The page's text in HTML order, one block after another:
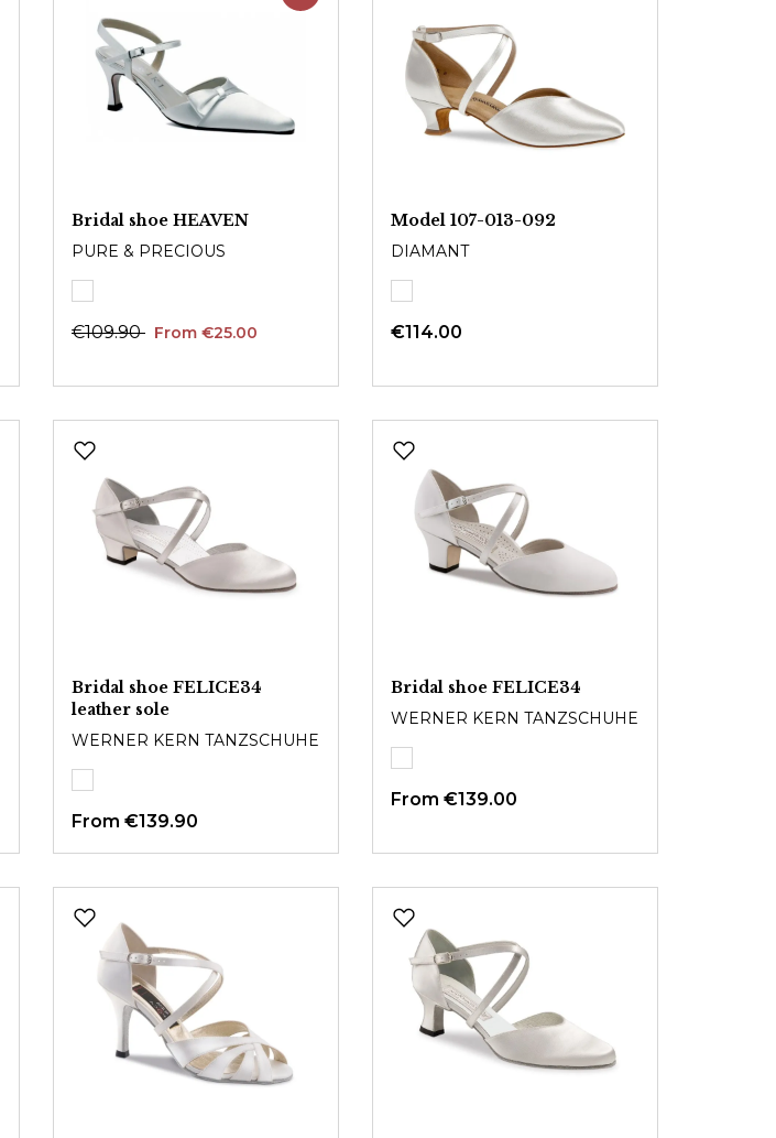
Bridal shoe HEAVEN
PURE & PRECIOUS
€109.90 From €25.00
Model 107-013-092
DIAMANT
€114.00
Bridal shoe FELICE34
leather sole
WERNER KERN TANZSCHUHE
From €139.90
Bridal shoe FELICE34
WERNER KERN TANZSCHUHE
From €139.00